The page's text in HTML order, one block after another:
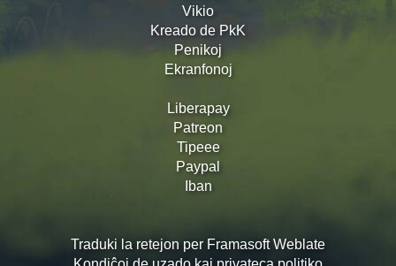
Vikio
Kreado de PkK
Penikoj
Ekranfonoj
Liberapay
Patreon
Tipeee
Paypal
Iban
Traduki la retejon per Framasoft Weblate